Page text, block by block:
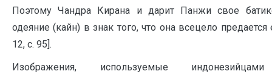
Поэтому Чандра Кирана и дарит Панжи свое
одеяние (кайн) в знак того, что она всецело предается
12, с. 95].
Изображения, используемые